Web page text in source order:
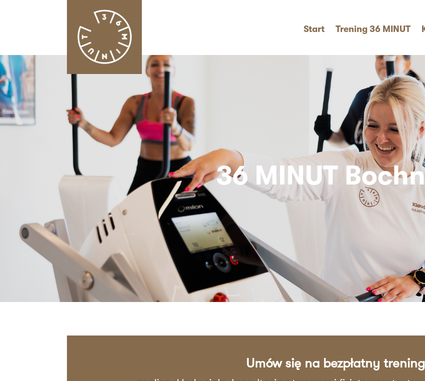
Start Trening 36 MINUT
36 MINUT
Umów się na bezpłatny trening